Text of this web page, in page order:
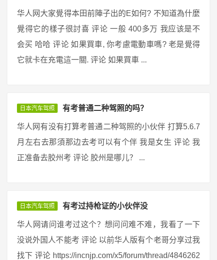
华人网大家覺得本田前陣子出的E如何? 不知道為什麼
覺得它的樣子很討喜 评论 一般 400多万 我应该是不
会买 哈哈 评论 如果買車, 你考慮電動車嗎? 老是覺得
它就卡在充電這一關. 评论 如果買車 ...
日本汽车驾照 有考普通二种驾照的吗？
华人网有没有打算考普通二种驾照的小伙伴 打算5.6.7
月左右去那須那边去考可以有个伴 我是女生 评论 我
正准备去胶州考 评论 胶州是哪儿？ ...
日本汽车驾照 有考过持枪证的小伙伴没
华人网请问谁考过这个？想问问难不难，我看了一下
没说外国人不能考 评论 以前华人版有个老哥分享过我
找下 评论 https://incnjp.com/x5/forum/thread/4846262